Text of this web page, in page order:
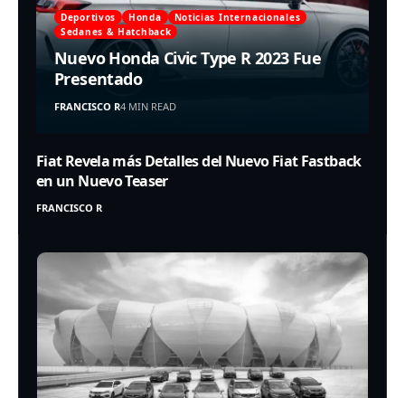
Deportivos Honda
Noticias Internacionales
Sedanes & Hatchback
Nuevo Honda Civic Type R 2023 Fue
Presentado
FRANCISCO R4 MIN READ
Fiat Revela más Detalles del Nuevo Fiat Fastback
en un Nuevo Teaser
FRANCISCO R